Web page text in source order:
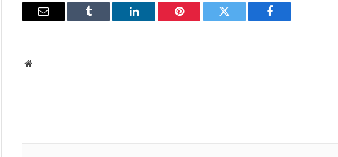
فيسبوك تويتر بينتيريستلينكدإن Tumblr
البريد
موقع